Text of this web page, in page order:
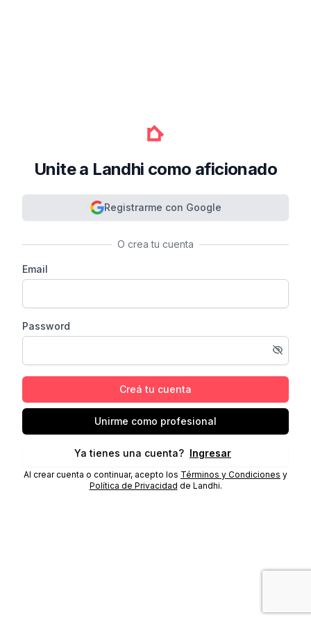
Unite a Landhi como aficionado
Registrarme con Google
O crea tu cuenta
Email
Password
Creá tu cuenta
Unirme como profesional
Ya tienes una cuenta? Ingresar
Al crear cuenta o continuar, acepto los Términos y Condiciones y
Política de Privacidad de Landhi.